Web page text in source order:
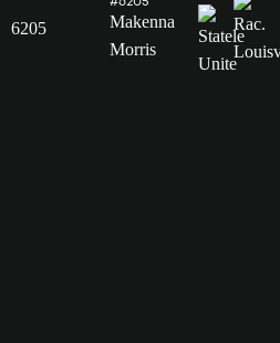
6205
Makenna
Morris